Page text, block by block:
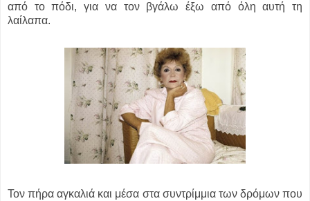
από το πόδι, για να τον βγάλω έξω από όλη αυτή τη
λαίλαπα.
Τον πήρα αγκαλιά και μέσα στα συντρίμμια των δρόμων που